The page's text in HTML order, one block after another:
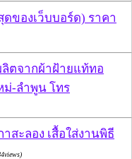
ของเว็บบอร์ด) ราคา
ตจากผ้าฝ้ายแท้ทอ
ม่-ลำพูน โทร
สะลอง เสื้อใส่งานพิธี